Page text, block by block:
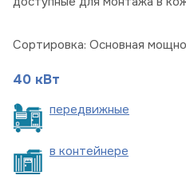
Сортировка: Основная
40 кВт
передвижные
в контейнере